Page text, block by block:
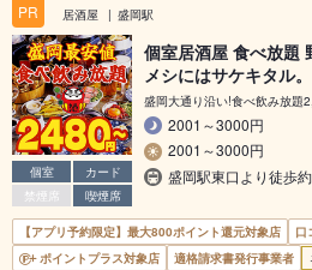
PR
居酒屋 盛岡駅
個室
カード
禁煙席
喫煙席
個室居酒屋 食べ放題
メシにはサケキタル
盛岡大通り沿い!食べ飲み放題
2001～3000円
2001～3000円
盛岡駅東口より徒歩
【アプリ予約限定】最大800ポイント還元対象店
口
ポイントプラス対象店
適格請求書発行事業者